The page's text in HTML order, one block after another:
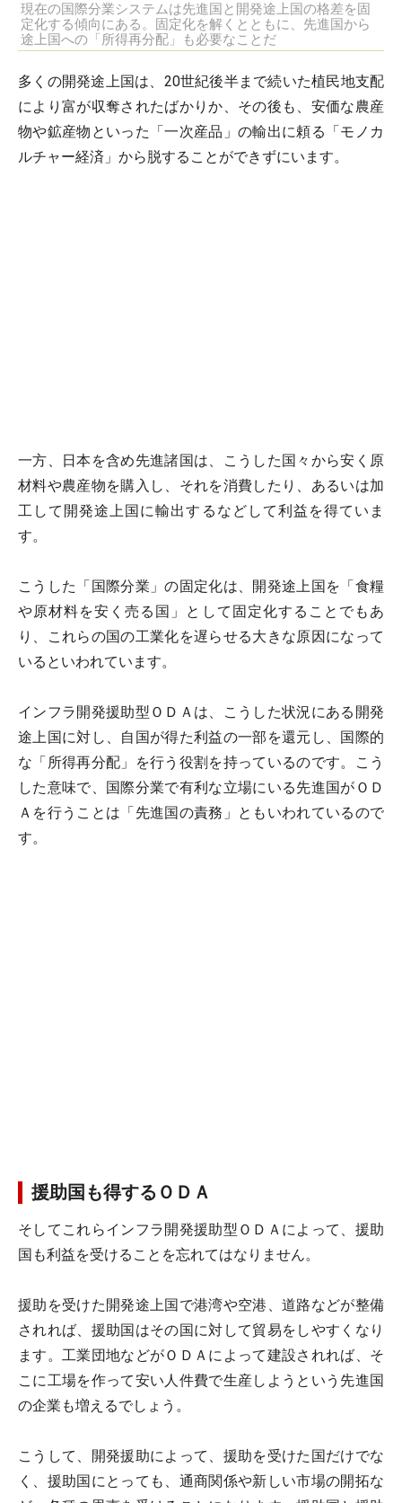
現在の国際分業システムは先進国と開発途上国の格差を固
定化する傾向にある。固定化を解くとともに、先進国から
途上国への「所得再分配」も必要なことだ
多くの開発途上国は、20世紀後半まで続いた植民地支配
により富が収奪されたばかりか、その後も、安価な農産
物や鉱産物といった「一次産品」の輸出に頼る「モノカ
ルチャー経済」から脱することができずにいます。
一方、日本を含め先進諸国は、こうした国々から安く原
材料や農産物を購入し、それを消費したり、あるいは加
工して開発途上国に輸出するなどして利益を得ていま
す。
こうした「国際分業」の固定化は、開発途上国を「食糧
や原材料を安く売る国」として固定化することでもあ
り、これらの国の工業化を遅らせる大きな原因になって
いるといわれています。
インフラ開発援助型ＯＤＡは、こうした状況にある開発
途上国に対し、自国が得た利益の一部を還元し、国際的
な「所得再分配」を行う役割を持っているのです。こう
した意味で、国際分業で有利な立場にいる先進国がＯＤ
Ａを行うことは「先進国の責務」ともいわれているので
す。
援助国も得するＯＤＡ
そしてこれらインフラ開発援助型ＯＤＡによって、援助
国も利益を受けることを忘れてはなりません。
援助を受けた開発途上国で港湾や空港、道路などが整備
されれば、援助国はその国に対して貿易をしやすくなり
ます。工業団地などがＯＤＡによって建設されれば、そ
こに工場を作って安い人件費で生産しようという先進国
の企業も増えるでしょう。
こうして、開発援助によって、援助を受けた国だけでな
く、援助国にとっても、通商関係や新しい市場の開拓な